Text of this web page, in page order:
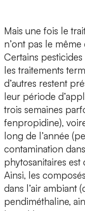
Mais une fois le
n’ont pas le
Certains
les traitements
d’autres restent
leur période
trois semaines
fenpropidine),
long de l’année
contamination
phytosanitaires
Ainsi, les
dans l’air ambiant
pendiméthaline,